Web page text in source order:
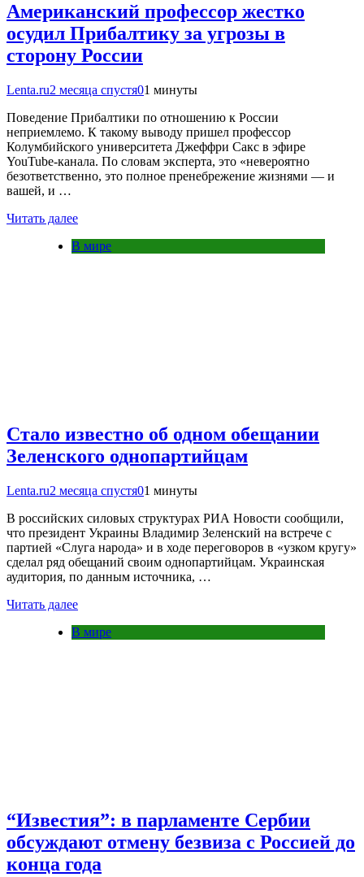
Американский профессор жестко
осудил Прибалтику за угрозы в
сторону России
Lenta.ru2 месяца спустя01 минуты
Поведение Прибалтики по отношению к России
неприемлемо. К такому выводу пришел профессор
Колумбийского университета Джеффри Сакс в эфире
YouTube-канала. По словам эксперта, это «невероятно
безответственно, это полное пренебрежение жизнями — и
вашей, и …
Читать далее
В мире
Стало известно об одном обещании
Зеленского однопартийцам
Lenta.ru2 месяца спустя01 минуты
В российских силовых структурах РИА Новости сообщили,
что президент Украины Владимир Зеленский на встрече с
партией «Слуга народа» и в ходе переговоров в «узком кругу»
сделал ряд обещаний своим однопартийцам. Украинская
аудитория, по данным источника, …
Читать далее
В мире
“Известия”: в парламенте Сербии
обсуждают отмену безвиза с Россией до
конца года